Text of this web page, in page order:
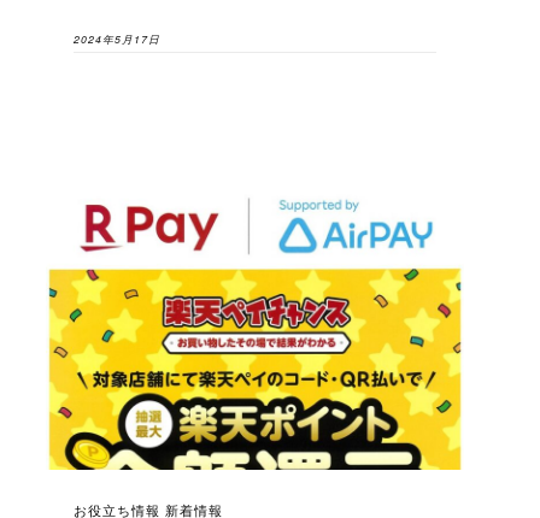
2024年5月17日
お役立ち情報 新着情報